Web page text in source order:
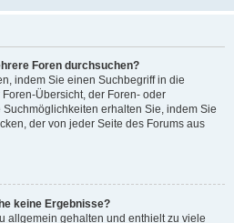
Foren durchsuchen?
indem Sie einen Suchbegriff in die
Übersicht, der Foren- oder
erhalten Sie, indem Sie
der von jeder Seite des Forums aus
keine Ergebnisse?
allgemein gehalten und enthielt zu viele